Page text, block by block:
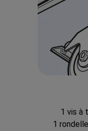
1 vis à
1